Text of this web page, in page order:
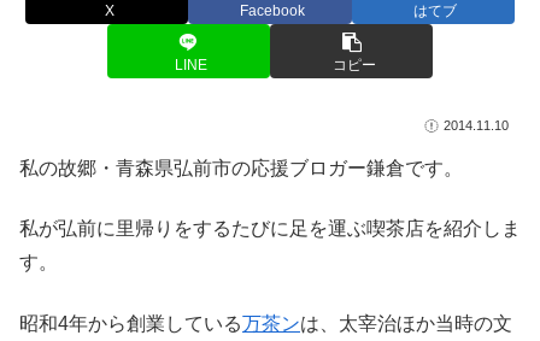
X Facebook はてブ
LINE コピー
2014.11.10
私の故郷・青森県弘前市の応援ブロガー鎌倉です。
私が弘前に里帰りをするたびに足を運ぶ喫茶店を紹介しま
す。
昭和4年から創業している万茶ンは、太宰治ほか当時の文